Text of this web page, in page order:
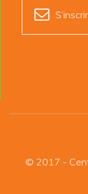
© 2017 -